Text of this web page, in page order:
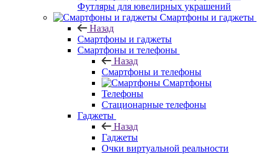
Футляры для ювелирных украшений
Смартфоны и гаджеты
Назад
Смартфоны и гаджеты
Смартфоны и телефоны
Назад
Смартфоны и телефоны
Смартфоны
Телефоны
Стационарные телефоны
Гаджеты
Назад
Гаджеты
Очки виртуальной реальности